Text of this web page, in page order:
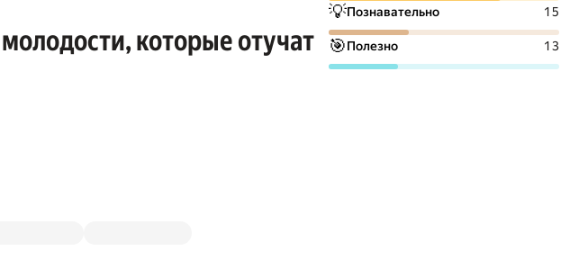
которые отучат
💡Познавательно 15
🎯Полезно 13